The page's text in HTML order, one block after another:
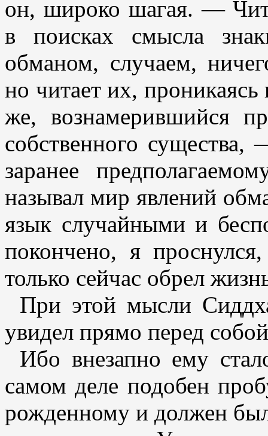
он, широко шагая. —
в поисках смысла
обманом, случаем,
но читает их,
же, вознамерившийся
собственного
заранее
называл мир явлений
язык случайными и
покончено, я
только сейчас обрел
При этой мысли
увидел прямо перед
Ибо внезапно ему
самом деле подобен
рожденному и должен